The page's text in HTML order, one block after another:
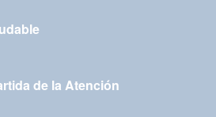
de la Atención